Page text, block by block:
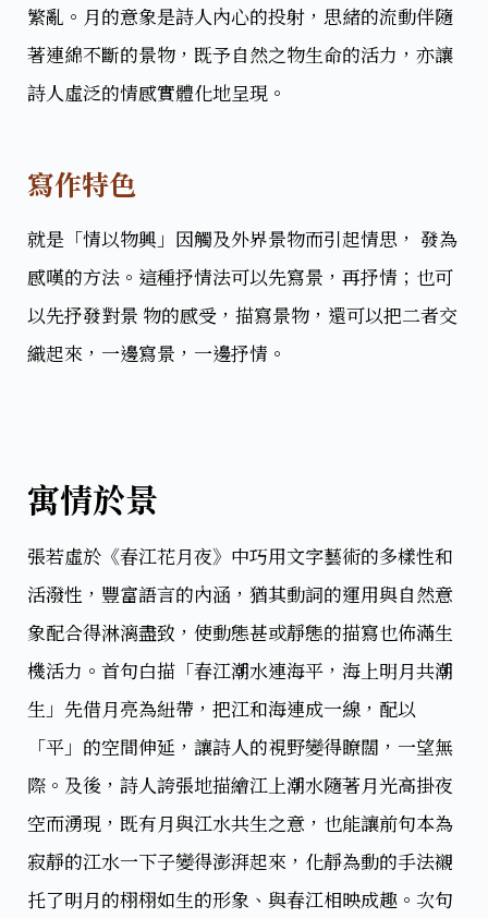
繁亂。月的意象是詩人內心的投射，思緒的流動伴隨
著連綿不斷的景物，既予自然之物生命的活力，亦讓
詩人虛泛的情感實體化地呈現。
寫作特色
就是「情以物興」因觸及外界景物而引起情思， 發為
感嘆的方法。這種抒情法可以先寫景，再抒情；也可
以先抒發對景 物的感受，描寫景物，還可以把二者交
織起來，一邊寫景，一邊抒情。
寓情於景
張若虛於《春江花月夜》中巧用文字藝術的多樣性和
活潑性，豐富語言的內涵，猶其動詞的運用與自然意
象配合得淋漓盡致，使動態甚或靜態的描寫也佈滿生
機活力。首句白描「春江潮水連海平，海上明月共潮
生」先借月亮為紐帶，把江和海連成一線，配以
「平」的空間伸延，讓詩人的視野變得瞭闊，一望無
際。及後，詩人誇張地描繪江上潮水隨著月光高掛夜
空而湧現，既有月與江水共生之意，也能讓前句本為
寂靜的江水一下子變得澎湃起來，化靜為動的手法襯
托了明月的栩栩如生的形象、與春江相映成趣。次句